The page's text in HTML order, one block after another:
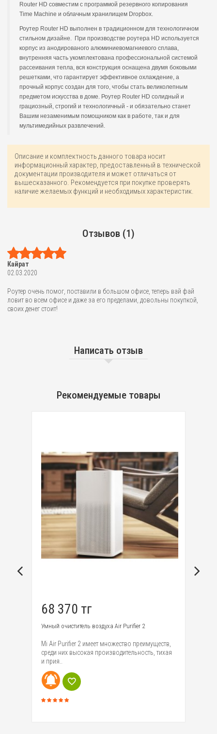
Router HD совместим с программой резервного копирования
Time Machine и облачным хранилищем Dropbox.
Роутер Router HD выполнен в традиционном для технологичном
стильном дизайне. При производстве роутера HD используется
корпус из анодированого алюминиевомагниевого сплава,
внутренняя часть укомплектована профессиональной системой
рассеивания тепла, вся конструкция оснащена двумя боковыми
решетками, что гарантирует эффективное охлаждение, а
прочный корпус создан для того, чтобы стать великолепным
предметом искусства в доме. Роутер Router HD солидный и
грациозный, строгий и технологичный - и обязательно станет
Вашим незаменимым помощником как в работе, так и для
мультимедийных развлечений.
Описание и комплектность данного товара носит
информационный характер, предоставленный в технической
документации производителя и может отличаться от
вышесказанного. Рекомендуется при покупке проверять
наличие желаемых функций и необходимых характеристик.
Отзывов (1)
Кайрат
02.03.2020
Роутер очень помог, поставили в большом офисе, теперь вай фай
ловит во всем офисе и даже за его пределами, довольны покупкой,
своих денег стоит!
Написать отзыв
Рекомендуемые товары
68 370 тг
Умный очиститель воздуха Air Purifier 2
Mi Air Purifier 2 имеет множество преимуществ,
среди них высокая производительность, тихая
и прия..